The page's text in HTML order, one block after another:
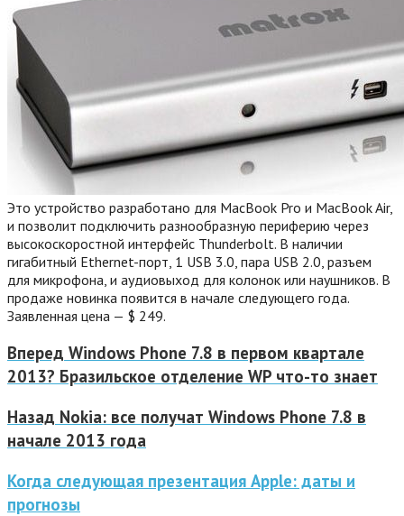
Это устройство разработано для MacBook Pro и MacBook Air,
и позволит подключить разнообразную периферию через
высокоскоростной интерфейс Thunderbolt. В наличии
гигабитный Ethernet-порт, 1 USB 3.0, пара USB 2.0, разъем
для микрофона, и аудиовыход для колонок или наушников. В
продаже новинка появится в начале следующего года.
Заявленная цена — $ 249.
Вперед Windows Phone 7.8 в первом квартале
2013? Бразильское отделение WP что-то знает
Назад Nokia: все получат Windows Phone 7.8 в
начале 2013 года
Когда следующая презентация Apple: даты и
прогнозы